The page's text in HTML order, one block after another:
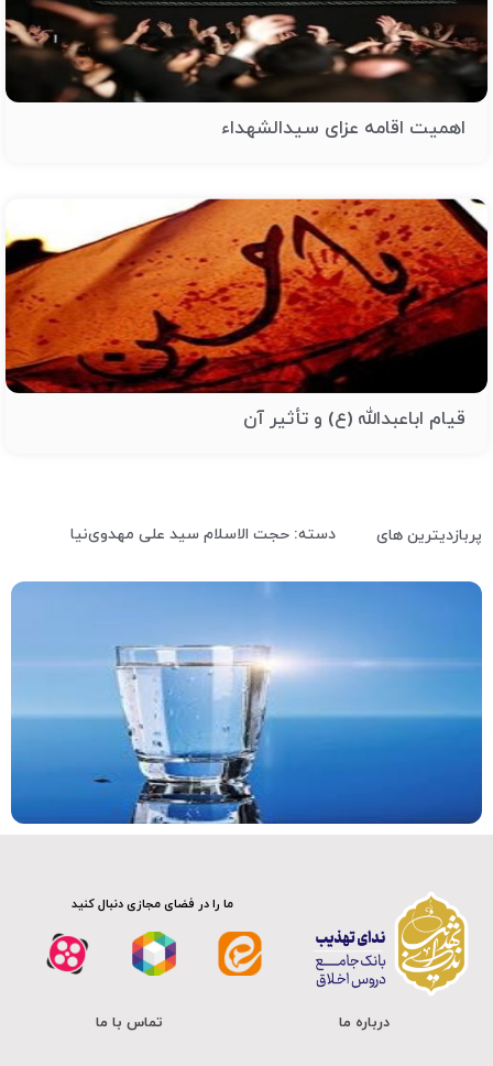
اهمیت اقامه عزای سیدالشهداء
قیام اباعبدالله (ع) و تأثیر آن
پربازدیترین های دسته: حجت الاسلام سید علی مهدوی‌نیا
ما را در فضای مجازی دنبال کنید
درباره ما تماس با ما